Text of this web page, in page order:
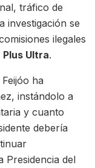
tráfico de
investigación se
ilegales
Plus Ultra.
ha
instándolo a
y cuanto
debería
Presidencia del